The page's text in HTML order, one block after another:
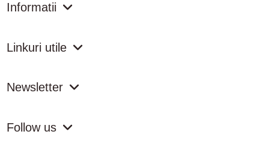
Informatii
Linkuri utile
Newsletter
Follow us